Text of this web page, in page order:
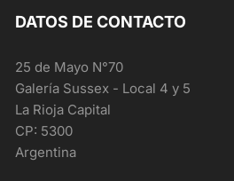
DATOS DE CONTACTO
25 de Mayo N°70
Galería Sussex - Local 4 y 5
La Rioja Capital
CP: 5300
Argentina